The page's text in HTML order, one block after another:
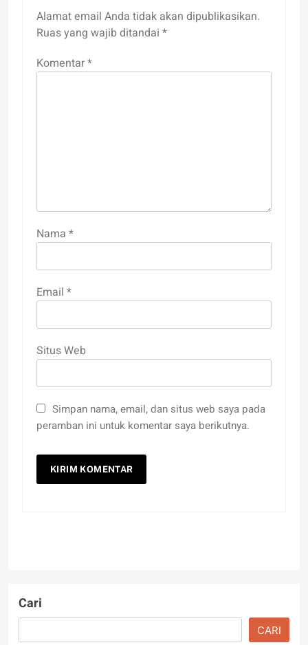
Alamat email Anda tidak akan dipublikasikan.
Ruas yang wajib ditandai *
Komentar*
Nama *
Email *
Situs Web
Simpan nama, email, dan situs web saya pada
peramban ini untuk komentar saya berikutnya.
Cari
CARI